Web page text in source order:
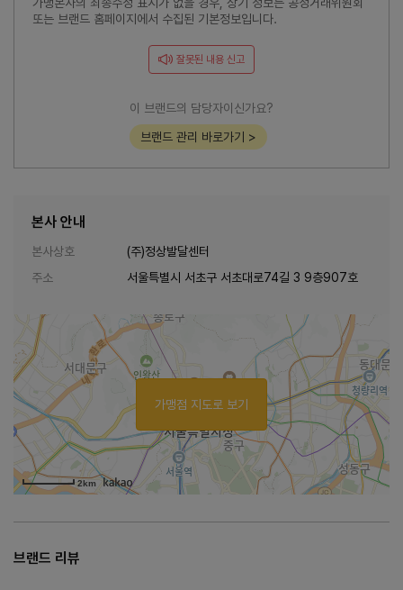
또는 브랜드 홈페이지에서 수집된 기본정보입니다.
잘못된 내용 신고
이 브랜드의 담당자이신가요?
브랜드 관리 바로가기 >
본사 안내
본사상호
(주)정상발달센터
주소
서울특별시 서초구 서초대로74길 3 9층907호
2km
가맹점 지도로 보기
브랜드 리뷰